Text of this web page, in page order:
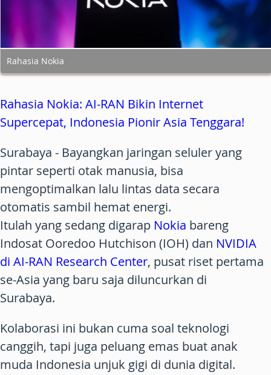
Rahasia Nokia
Rahasia Nokia: AI-RAN Bikin Internet
Supercepat, Indonesia Pionir Asia Tenggara!
Surabaya - Bayangkan jaringan seluler yang
pintar seperti otak manusia, bisa
mengoptimalkan lalu lintas data secara
otomatis sambil hemat energi.
Itulah yang sedang digarap Nokia bareng
Indosat Ooredoo Hutchison (IOH) dan NVIDIA
di AI-RAN Research Center, pusat riset pertama
se-Asia yang baru saja diluncurkan di
Surabaya.
Kolaborasi ini bukan cuma soal teknologi
canggih, tapi juga peluang emas buat anak
muda Indonesia unjuk gigi di dunia digital.